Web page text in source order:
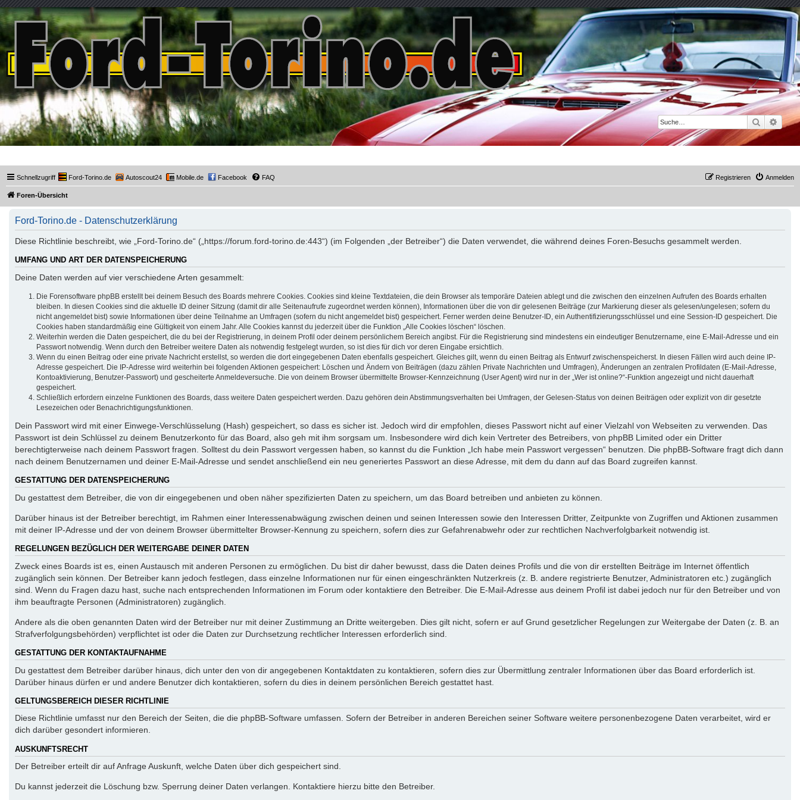
Suche
Ford-Torino.de
Schnellzugriff Ford-Torino.de Autoscout24 Mobile.de Facebook FAQ Anmelden
Registrieren
Foren-Übersicht
Ford-Torino.de - Datenschutzerklärung
Diese Richtlinie beschreibt, wie „Ford-Torino.de“ („https://forum.ford-torino.de:443“) (im Folgenden „der Betreiber“) die Daten verwendet, die während deines Foren-Besuchs gesammelt werden.
UMFANG UND ART DER DATENSPEICHERUNG
Deine Daten werden auf vier verschiedene Arten gesammelt:
Die Forensoftware phpBB erstellt bei deinem Besuch des Boards mehrere Cookies. Cookies sind kleine Textdateien, die dein Browser als temporäre Dateien ablegt und die zwischen den einzelnen Aufrufen des Boards erhalten
bleiben. In diesen Cookies sind die aktuelle ID deiner Sitzung (damit dir alle Seitenaufrufe zugeordnet werden können), Informationen über die von dir gelesenen Beiträge (zur Markierung dieser als gelesen/ungelesen; sofern du
nicht angemeldet bist) sowie Informationen über deine Teilnahme an Umfragen (sofern du nicht angemeldet bist) gespeichert. Ferner werden deine Benutzer-ID, ein Authentifizierungsschlüssel und eine Session-ID gespeichert. Die
Cookies haben standardmäßig eine Gültigkeit von einem Jahr. Alle Cookies kannst du jederzeit über die Funktion „Alle Cookies löschen“ löschen.
Weiterhin werden die Daten gespeichert, die du bei der Registrierung, in deinem Profil oder deinem persönlichem Bereich angibst. Für die Registrierung sind mindestens ein eindeutiger Benutzername, eine E-Mail-Adresse und ein
Passwort notwendig. Wenn durch den Betreiber weitere Daten als notwendig festgelegt wurden, so ist dies für dich vor deren Eingabe ersichtlich.
Wenn du einen Beitrag oder eine private Nachricht erstellst, so werden die dort eingegebenen Daten ebenfalls gespeichert. Gleiches gilt, wenn du einen Beitrag als Entwurf zwischenspeicherst. In diesen Fällen wird auch deine IP-
Adresse gespeichert. Die IP-Adresse wird weiterhin bei folgenden Aktionen gespeichert: Löschen und Ändern von Beiträgen (dazu zählen Private Nachrichten und Umfragen), Änderungen an zentralen Profildaten (E-Mail-Adresse,
Kontoaktivierung, Benutzer-Passwort) und gescheiterte Anmeldeversuche. Die von deinem Browser übermittelte Browser-Kennzeichnung (User Agent) wird nur in der „Wer ist online?“-Funktion angezeigt und nicht dauerhaft
gespeichert.
Schließlich erfordern einzelne Funktionen des Boards, dass weitere Daten gespeichert werden. Dazu gehören dein Abstimmungsverhalten bei Umfragen, der Gelesen-Status von deinen Beiträgen oder explizit von dir gesetzte
Lesezeichen oder Benachrichtigungsfunktionen.
Dein Passwort wird mit einer Einwege-Verschlüsselung (Hash) gespeichert, so dass es sicher ist. Jedoch wird dir empfohlen, dieses Passwort nicht auf einer Vielzahl von Webseiten zu verwenden. Das
Passwort ist dein Schlüssel zu deinem Benutzerkonto für das Board, also geh mit ihm sorgsam um. Insbesondere wird dich kein Vertreter des Betreibers, von phpBB Limited oder ein Dritter
berechtigterweise nach deinem Passwort fragen. Solltest du dein Passwort vergessen haben, so kannst du die Funktion „Ich habe mein Passwort vergessen“ benutzen. Die phpBB-Software fragt dich dann
nach deinem Benutzernamen und deiner E-Mail-Adresse und sendet anschließend ein neu generiertes Passwort an diese Adresse, mit dem du dann auf das Board zugreifen kannst.
GESTATTUNG DER DATENSPEICHERUNG
Du gestattest dem Betreiber, die von dir eingegebenen und oben näher spezifizierten Daten zu speichern, um das Board betreiben und anbieten zu können.
Darüber hinaus ist der Betreiber berechtigt, im Rahmen einer Interessenabwägung zwischen deinen und seinen Interessen sowie den Interessen Dritter, Zeitpunkte von Zugriffen und Aktionen zusammen
mit deiner IP-Adresse und der von deinem Browser übermittelter Browser-Kennung zu speichern, sofern dies zur Gefahrenabwehr oder zur rechtlichen Nachverfolgbarkeit notwendig ist.
REGELUNGEN BEZÜGLICH DER WEITERGABE DEINER DATEN
Zweck eines Boards ist es, einen Austausch mit anderen Personen zu ermöglichen. Du bist dir daher bewusst, dass die Daten deines Profils und die von dir erstellten Beiträge im Internet öffentlich
zugänglich sein können. Der Betreiber kann jedoch festlegen, dass einzelne Informationen nur für einen eingeschränkten Nutzerkreis (z. B. andere registrierte Benutzer, Administratoren etc.) zugänglich
sind. Wenn du Fragen dazu hast, suche nach entsprechenden Informationen im Forum oder kontaktiere den Betreiber. Die E-Mail-Adresse aus deinem Profil ist dabei jedoch nur für den Betreiber und von
ihm beauftragte Personen (Administratoren) zugänglich.
Andere als die oben genannten Daten wird der Betreiber nur mit deiner Zustimmung an Dritte weitergeben. Dies gilt nicht, sofern er auf Grund gesetzlicher Regelungen zur Weitergabe der Daten (z. B. an
Strafverfolgungsbehörden) verpflichtet ist oder die Daten zur Durchsetzung rechtlicher Interessen erforderlich sind.
GESTATTUNG DER KONTAKTAUFNAHME
Du gestattest dem Betreiber darüber hinaus, dich unter den von dir angegebenen Kontaktdaten zu kontaktieren, sofern dies zur Übermittlung zentraler Informationen über das Board erforderlich ist.
Darüber hinaus dürfen er und andere Benutzer dich kontaktieren, sofern du dies in deinem persönlichen Bereich gestattet hast.
GELTUNGSBEREICH DIESER RICHTLINIE
Diese Richtlinie umfasst nur den Bereich der Seiten, die die phpBB-Software umfassen. Sofern der Betreiber in anderen Bereichen seiner Software weitere personenbezogene Daten verarbeitet, wird er
dich darüber gesondert informieren.
AUSKUNFTSRECHT
Der Betreiber erteilt dir auf Anfrage Auskunft, welche Daten über dich gespeichert sind.
Du kannst jederzeit die Löschung bzw. Sperrung deiner Daten verlangen. Kontaktiere hierzu bitte den Betreiber.